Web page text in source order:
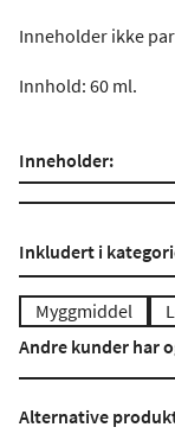
Inneholder ikke
Innhold: 60 ml.
Inneholder:
Inkludert i
Myggmiddel
Andre kunder har
Alternative